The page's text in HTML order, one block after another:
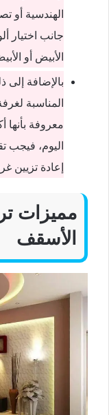
الهندسية أو
جانب اختيار
الأبيض أو
بالإضافة إلى
المناسبة
معروفة بأنها
اليوم، فيجب
إعادة تزيين
مميزات
الأسقف